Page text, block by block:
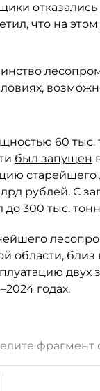
что на
60 тыс.
был запущен
старейшего
рублей. С
300 тыс.
области,
годах.
фрагмент